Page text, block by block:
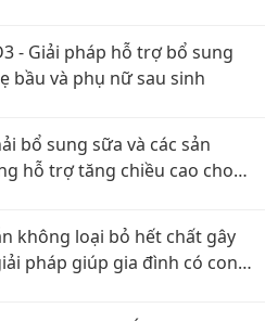
- Giải pháp hỗ trợ bổ sung
bầu và phụ nữ sau sinh
bổ sung sữa và các sản
hỗ trợ tăng chiều cao cho
không loại bỏ hết chất gây
pháp giúp gia đình có con